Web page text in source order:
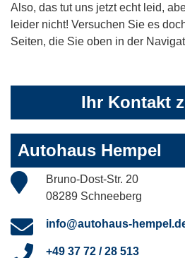
Also, das tut uns jetzt echt leid,
leider nicht! Versuchen Sie es
Seiten, die Sie oben in der
Ihr Kontakt
Autohaus Hempel
Bruno-Dost-Str. 20
08289 Schneeberg
info@autohaus-
+49 37 72 / 28 513